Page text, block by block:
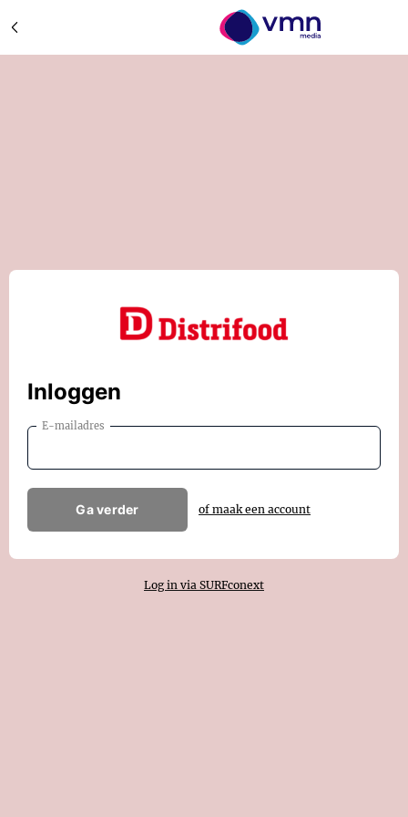
Inloggen
E-mailadres
Ga verder of maak een account
Log in via SURFconext